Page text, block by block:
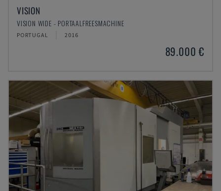
VISION
VISION WIDE - PORTAALFREESMACHINE
PORTUGAL 2016
89.000 €